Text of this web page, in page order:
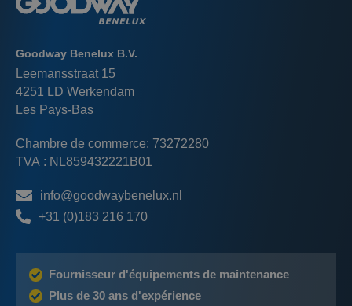
Goodway Benelux B.V.
Leemansstraat 15
4251 LD Werkendam
Les Pays-Bas
Chambre de commerce: 73272280
TVA : NL859432221B01
info@goodwaybenelux.nl
+31 (0)183 216 170
Fournisseur d'équipements de maintenance
Plus de 30 ans d'expérience